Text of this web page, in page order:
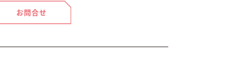
お問合せ